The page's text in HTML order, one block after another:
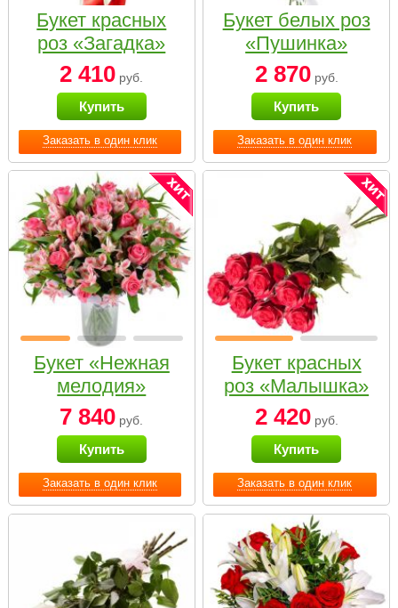
Заказать в один клик
Букет красных
роз «Загадка»
2 410 руб.
Купить
Заказать в один клик
Букет белых роз
«Пушинка»
2 870руб.
Купить
Заказать в один клик
Букет «Нежная
мелодия»
7 840 руб.
Купить
Заказать в один клик
Букет красных
роз «Малышка»
2 420руб.
Купить